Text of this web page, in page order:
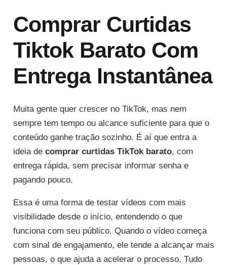
e
Segura
quantidade
Comprar Curtidas
Tiktok Barato Com
Entrega Instantânea
Muita gente quer crescer no TikTok, mas nem
sempre tem tempo ou alcance suficiente para que o
conteúdo ganhe tração sozinho. É aí que entra a
ideia de comprar curtidas TikTok barato, com
entrega rápida, sem precisar informar senha e
pagando pouco.
Essa é uma forma de testar vídeos com mais
visibilidade desde o início, entendendo o que
funciona com seu público. Quando o vídeo começa
com sinal de engajamento, ele tende a alcançar mais
pessoas, o que ajuda a acelerar o processo. Tudo